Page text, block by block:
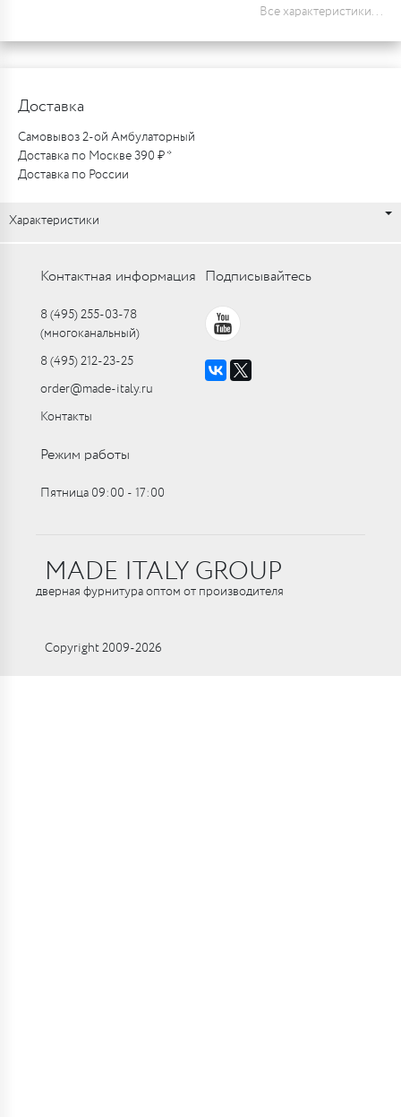
Все характеристики...
Доставка
Самовывоз 2-ой Амбулаторный
Доставка по Москве 390 ₽ *
Доставка по России
Характеристики
Контактная информация
8 (495) 255-03-78
(многоканальный)
8 (495) 212-23-25
order@made-italy.ru
Контакты
Подписывайтесь
Режим работы
Пятница 09:00 ‑ 17:00
MADE ITALY GROUP
дверная фурнитура оптом от производителя
Copyright 2009-2026